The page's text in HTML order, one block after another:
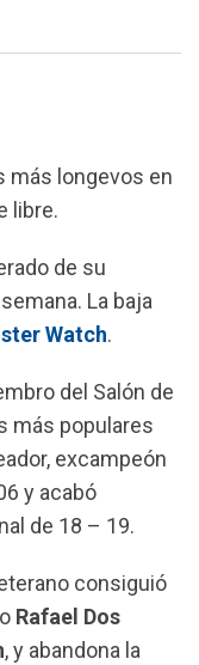
más longevos en
libre.
de su
La baja
Watch.
del Salón de
más populares
excampeón
y acabó
de 18 – 19.
consiguió
Rafael Dos
, y abandona la